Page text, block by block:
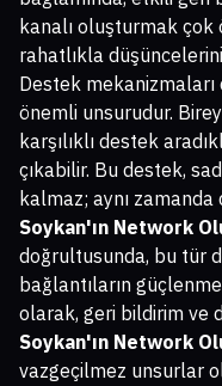
kanalı oluşturmak çok
rahatlıkla
Destek
önemli unsurudur.
karşılıklı destek
çıkabilir. Bu destek,
kalmaz; aynı
Soykan'ın Network
doğrultusunda, bu tür
bağlantıların
olarak, geri bildirim ve
Soykan'ın Network
vazgeçilmez unsurlar